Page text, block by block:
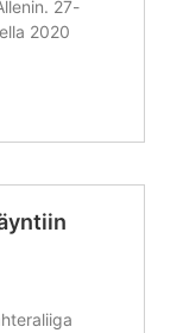
27-
2020